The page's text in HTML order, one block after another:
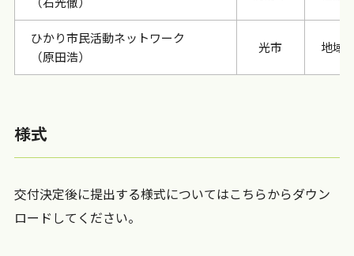
ひかり市民活動ネットワーク
（原田浩）
光市 地域
様式
交付決定後に提出する様式についてはこちらからダウン
ロードしてください。